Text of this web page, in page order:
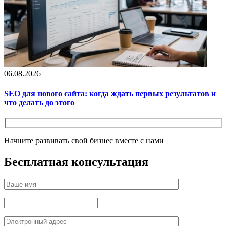
06.08.2026
SEO для нового сайта: когда ждать первых результатов и
что делать до этого
Начните развивать свой бизнес вместе с нами
Бесплатная консультация